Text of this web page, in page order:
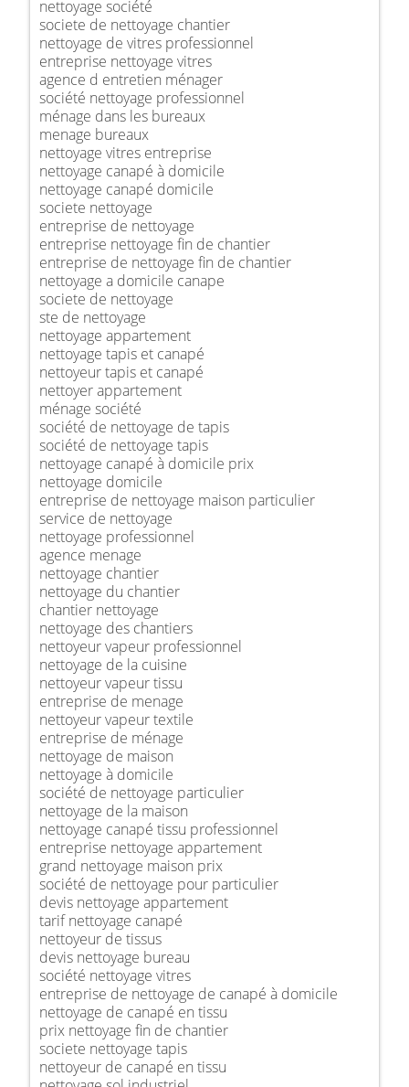
nettoyage société
societe de nettoyage chantier
nettoyage de vitres professionnel
entreprise nettoyage vitres
agence d entretien ménager
société nettoyage professionnel
ménage dans les bureaux
menage bureaux
nettoyage vitres entreprise
nettoyage canapé à domicile
nettoyage canapé domicile
societe nettoyage
entreprise de nettoyage
entreprise nettoyage fin de chantier
entreprise de nettoyage fin de chantier
nettoyage a domicile canape
societe de nettoyage
ste de nettoyage
nettoyage appartement
nettoyage tapis et canapé
nettoyeur tapis et canapé
nettoyer appartement
ménage société
société de nettoyage de tapis
société de nettoyage tapis
nettoyage canapé à domicile prix
nettoyage domicile
entreprise de nettoyage maison particulier
service de nettoyage
nettoyage professionnel
agence menage
nettoyage chantier
nettoyage du chantier
chantier nettoyage
nettoyage des chantiers
nettoyeur vapeur professionnel
nettoyage de la cuisine
nettoyeur vapeur tissu
entreprise de menage
nettoyeur vapeur textile
entreprise de ménage
nettoyage de maison
nettoyage à domicile
société de nettoyage particulier
nettoyage de la maison
nettoyage canapé tissu professionnel
entreprise nettoyage appartement
grand nettoyage maison prix
société de nettoyage pour particulier
devis nettoyage appartement
tarif nettoyage canapé
nettoyeur de tissus
devis nettoyage bureau
société nettoyage vitres
entreprise de nettoyage de canapé à domicile
nettoyage de canapé en tissu
prix nettoyage fin de chantier
societe nettoyage tapis
nettoyeur de canapé en tissu